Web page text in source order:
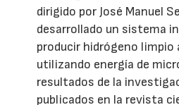
dirigido por José Manuel
desarrollado un sistema
producir hidrógeno limpio
utilizando energía de
resultados de la
publicados en la revista